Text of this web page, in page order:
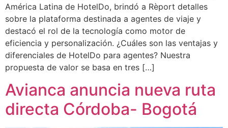
América Latina de HotelDo, brindó a Rèport detalles
sobre la plataforma destinada a agentes de viaje y
destacó el rol de la tecnología como motor de
eficiencia y personalización. ¿Cuáles son las ventajas y
diferenciales de HotelDo para agentes? Nuestra
propuesta de valor se basa en tres […]
Avianca anuncia nueva ruta
directa Córdoba- Bogotá